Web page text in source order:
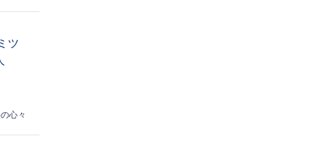
ツ
心々